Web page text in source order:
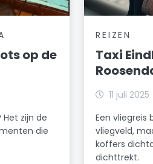
op de
zijn de
die
REIZEN
Taxi
11 juli 2025
Een vliegreis
vliegveld,
koffers
dichttrekt.